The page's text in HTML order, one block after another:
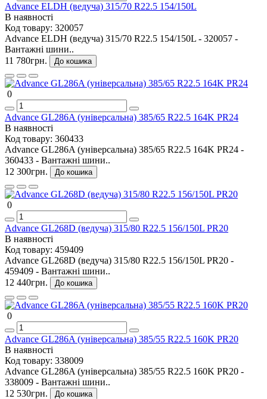
Advance ELDH (ведуча) 315/70 R22.5 154/150L
В наявності
Код товару: 320057
Advance ELDH (ведуча) 315/70 R22.5 154/150L - 320057 -
Вантажні шини..
11 780грн.
До кошика
0
Advance GL286A (універсальна) 385/65 R22.5 164K PR24
В наявності
Код товару: 360433
Advance GL286A (універсальна) 385/65 R22.5 164K PR24 -
360433 - Вантажні шини..
12 300грн.
До кошика
0
Advance GL268D (ведуча) 315/80 R22.5 156/150L PR20
В наявності
Код товару: 459409
Advance GL268D (ведуча) 315/80 R22.5 156/150L PR20 -
459409 - Вантажні шини..
12 440грн.
До кошика
0
Advance GL286A (універсальна) 385/55 R22.5 160K PR20
В наявності
Код товару: 338009
Advance GL286A (універсальна) 385/55 R22.5 160K PR20 -
338009 - Вантажні шини..
12 530грн.
До кошика